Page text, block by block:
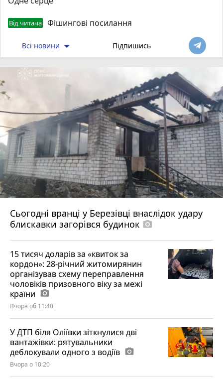
Від читача Фішингові посилання
Всі новини Підпишись
Сьогодні вранці у Березівці внаслідок удару
блискавки загорівся будинок photo_camera
15 тисяч доларів за «квиток за
кордон»: 28-річний житомирянин
організував схему переправлення
чоловіків призовного віку за межі
країни photo_camera
Вчора об 11:40
У ДТП біля Оліївки зіткнулися дві
вантажівки: рятувальники
деблокували одного з водіїв photo_camera
Вчора о 10:20